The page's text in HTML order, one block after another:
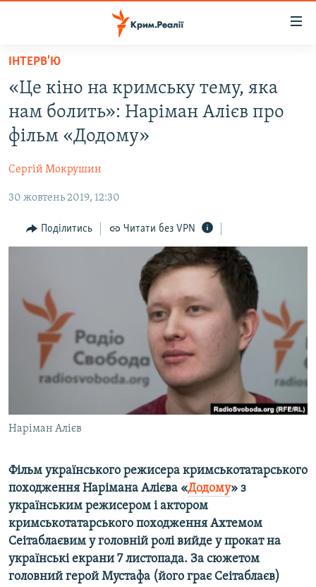
Перейти
основного
матеріалу
Перейти
до
основної
навігації
Перейти
пошуку
ВОДА.КРИМ
ВІДЕО ТА ФОТО
БЛОГИ
ПОГЛЯД
ІНТЕРВ'Ю
ДЕПОРТАЦІЯ
ВІДЕОУРОКИ «ELIFBE»
СВІДЧЕННЯ ОКУПАЦІЇ
УКРАЇНСЬКА ПРОБЛЕМА КРИМУ
ЯК ОБІЙТИ БЛОКУВАННЯ
Русский
Qırımtatar
Усі сайти RFE/RL
ІНТЕРВ'Ю
«Це кіно на кримську тему, яка
нам болить»: Наріман Алієв про
фільм «Додому»
Сергій Мокрушин
30 жовтень 2019, 12:30
Поділитись Читати без VPN
Наріман Алієв
Фільм українського режисера кримськотатарського
походження Нарімана Алієва «Додому» з
українським режисером і актором
кримськотатарського походження Ахтемом
Сеітаблаєвим у головній ролі вийде у прокат на
українські екрани 7 листопада. За сюжетом
головний герой Мустафа (його грає Сеітаблаєв)